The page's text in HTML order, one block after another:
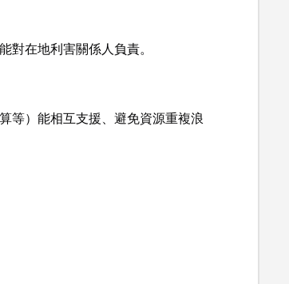
在地利害關係人負責。
等）能相互支援、避免資源重複浪